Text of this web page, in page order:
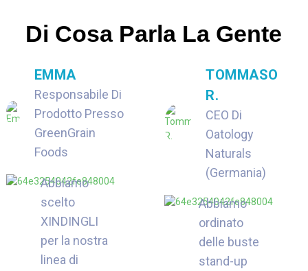
Di Cosa Parla La Gente
EMMA
Responsabile Di
Prodotto Presso
GreenGrain
Foods
Abbiamo
scelto
XINDINGLI
per la nostra
linea di
TOMMASO
R.
CEO Di
Oatology
Naturals
(Germania)
Abbiamo
ordinato
delle buste
stand-up